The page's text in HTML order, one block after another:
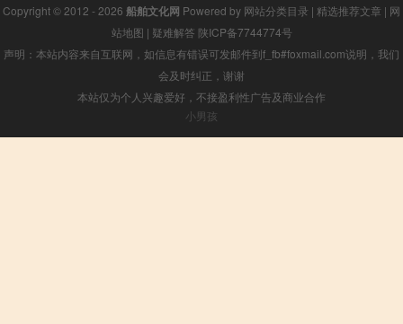
Copyright © 2012 - 2026 船舶文化网 Powered by 网站分类目录 | 精选推荐文章 | 网
站地图 | 疑难解答 陕ICP备7744774号
声明：本站内容来自互联网，如信息有错误可发邮件到f_fb#foxmail.com说明，我们
会及时纠正，谢谢
本站仅为个人兴趣爱好，不接盈利性广告及商业合作
小男孩